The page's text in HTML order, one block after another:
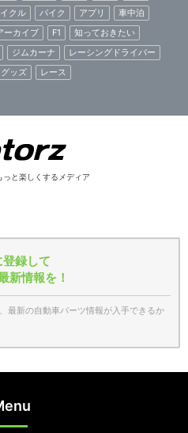
クル バイク アプリ
車中泊
ーカイブ F1
知っておきたい
ジムカーナ
レーシングドライバー
グッズ レース
っと楽しくするメディア
録して
新情報を！
最新の自動車パーツ情報が入手できるか